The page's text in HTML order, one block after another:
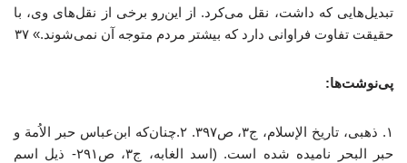
تبدیل‌هایی که داشت، نقل می‌کرد. از این‌رو برخی از نقل‌های وی، با
حقیقت تفاوت فراوانی دارد که بیشتر مردم متوجه آن نمی‌شوند.» ۳۷
پی‌نوشت‌ها:
۱. ذهبی، تاریخ الإسلام، ج۳، ص۳۹۷. ۲.چنان‌که ابن‌عباس حبر الاُمة و
حبر البحر نامیده شده است. (اسد الغابه، ج۳، ص۲۹۱- ذیل اسم